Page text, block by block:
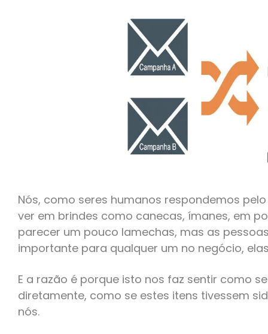
Nós, como seres humanos respondemos
ver em brindes como canecas, ímanes, em
parecer um pouco lamechas, mas as
importante para qualquer um no negócio,
E a razão é porque isto nos faz sentir como
diretamente, como se estes itens tivessem
nós.